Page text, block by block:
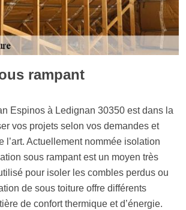
rampant
Espinos à Ledignan 30350 est dans la
vos projets selon vos demandes et
l’art. Actuellement nommée isolation
sous rampant est un moyen très
pour isoler les combles perdus ou
de sous toiture offre différents
de confort thermique et d’énergie.